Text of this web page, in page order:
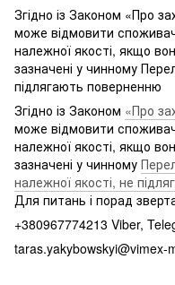
Згідно із Законом «Про
може відмовити
належної якості, якщо
зазначені у чинному
підлягають поверненню
Згідно із Законом «Про
може відмовити
належної якості, якщо
зазначені у чинному
належної якості, не
Для питань і порад
+380967774213 Viber,
taras.yakybowskyi@vimex-